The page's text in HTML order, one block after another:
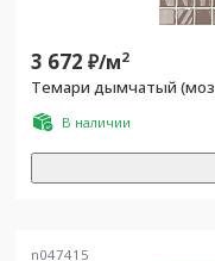
3 672 ₽/м2
В наличии
n047415